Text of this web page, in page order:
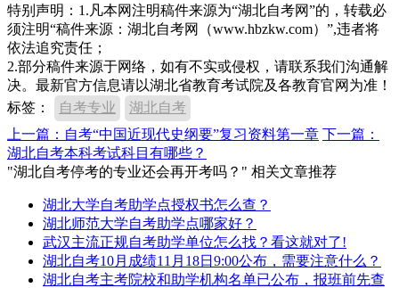
特别声明：1.凡本网注明稿件来源为“湖北自考网”的，转载必
须注明“稿件来源：湖北自考网（www.hbzkw.com）”,违者将
依法追究责任；
2.部分稿件来源于网络，如有不实或侵权，请联系我们沟通解
决。最新官方信息请以湖北省教育考试院及各教育官网为准！
标签：
自考专业
湖北自考
上一篇：自考“中国近现代史纲要”复习资料第一章 下一篇：
湖北自考本科考试科目有哪些？
"湖北自考停考的专业还会再开考吗？" 相关文章推荐
湖北大学自考助学点授权书怎么查？
湖北师范大学自考助学点哪家好？
武汉主流正规自考助学单位怎么找？看这就对了!
湖北自考10月成绩11月18日9:00公布，需要注意什么？
湖北自考主考院校和助学机构名单已公布，报班前先查